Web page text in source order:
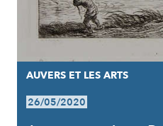
AUVERS ET LES ARTS
26/05/2020